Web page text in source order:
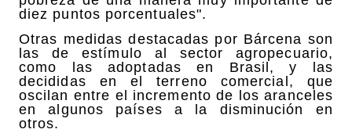
diez puntos porcentuales".
Otras medidas destacadas por Bárcena son
las de estímulo al sector agropecuario,
como las adoptadas en Brasil, y las
decididas en el terreno comercial, que
oscilan entre el incremento de los aranceles
en algunos países a la disminución en
otros.